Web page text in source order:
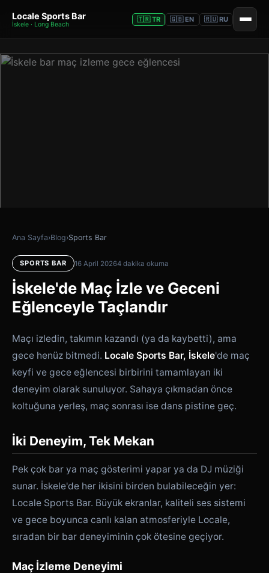
Locale Sports Bar
İskele · Long Beach
🇹🇷 TR 🇬🇧 EN 🇷🇺 RU
Ana Sayfa›Blog›Sports Bar
SPORTS BAR 16 April 20264 dakika okuma
İskele'de Maç İzle ve Geceni
Eğlenceyle Taçlandır
Maçı izledin, takımın kazandı (ya da kaybetti), ama
gece henüz bitmedi. Locale Sports Bar, İskele'de maç
keyfi ve gece eğlencesi birbirini tamamlayan iki
deneyim olarak sunuluyor. Sahaya çıkmadan önce
koltuğuna yerleş, maç sonrası ise dans pistine geç.
İki Deneyim, Tek Mekan
Pek çok bar ya maç gösterimi yapar ya da DJ müziği
sunar. İskele'de her ikisini birden bulabileceğin yer:
Locale Sports Bar. Büyük ekranlar, kaliteli ses sistemi
ve gece boyunca canlı kalan atmosferiyle Locale,
sıradan bir bar deneyiminin çok ötesine geçiyor.
Maç İzleme Deneyimi